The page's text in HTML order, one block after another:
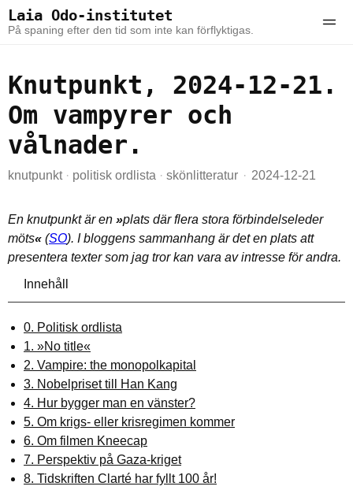
Skip to the content
Skip to the main menu
Laia Odo-institutet
På spaning efter den tid som inte kan förflyktigas.
Knutpunkt, 2024-12-21.
Om vampyrer och
vålnader.
knutpunkt · politisk ordlista · skönlitteratur 2024-12-21
En knutpunkt är en »plats där flera stora förbindelseleder
möts« (SO). I bloggens sammanhang är det en plats att
presentera texter som jag tror kan vara av intresse för andra.
Innehåll
0. Politisk ordlista
1. »No title«
2. Vampire: the monopolkapital
3. Nobelpriset till Han Kang
4. Hur bygger man en vänster?
5. Om krigs- eller krisregimen kommer
6. Om filmen Kneecap
7. Perspektiv på Gaza-kriget
8. Tidskriften Clarté har fyllt 100 år!